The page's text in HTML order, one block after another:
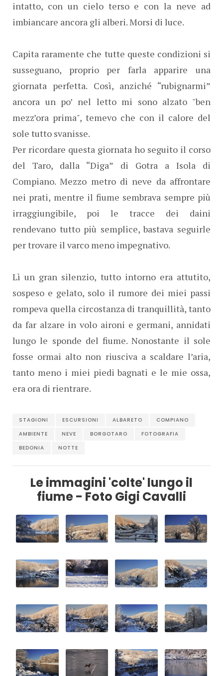
intatto, con un cielo terso e con la neve ad
imbiancare ancora gli alberi. Morsi di luce.
Capita raramente che tutte queste condizioni si
susseguano, proprio per farla apparire una
giornata perfetta. Così, anziché “rubignarmi”
ancora un po’ nel letto mi sono alzato "ben
mezz’ora prima", temevo che con il calore del
sole tutto svanisse.
Per ricordare questa giornata ho seguito il corso
del Taro, dalla “Diga” di Gotra a Isola di
Compiano. Mezzo metro di neve da affrontare
nei prati, mentre il fiume sembrava sempre più
irraggiungibile, poi le tracce dei daini
rendevano tutto più semplice, bastava seguirle
per trovare il varco meno impegnativo.
Lì un gran silenzio, tutto intorno era attutito,
sospeso e gelato, solo il rumore dei miei passi
rompeva quella circostanza di tranquillità, tanto
da far alzare in volo aironi e germani, annidati
lungo le sponde del fiume. Nonostante il sole
fosse ormai alto non riusciva a scaldare l’aria,
tanto meno i miei piedi bagnati e le mie ossa,
era ora di rientrare.
STAGIONI ESCURSIONI ALBARETO
COMPIANO
AMBIENTE
NEVE BORGOTARO
FOTOGRAFIA
BEDONIA
NOTTE
Le immagini 'colte' lungo il
fiume - Foto Gigi Cavalli